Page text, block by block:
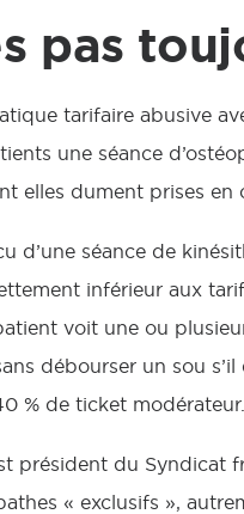
pas
tarifaire abusive
une séance
elles dument prises en
d’une séance de
inférieur aux
voit une ou
débourser un sou
% de ticket modérateur.
président du Syndicat
« exclusifs »,